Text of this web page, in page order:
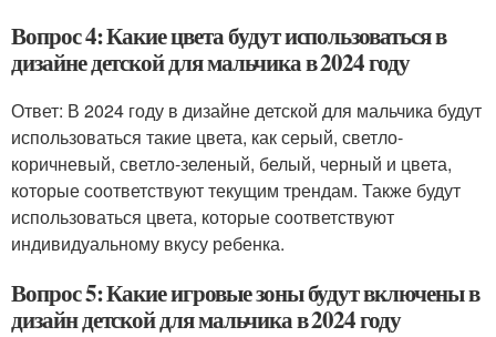
Вопрос 4: Какие цвета будут использоваться в
дизайне детской для мальчика в 2024 году
Ответ: В 2024 году в дизайне детской для мальчика будут
использоваться такие цвета, как серый, светло-
коричневый, светло-зеленый, белый, черный и цвета,
которые соответствуют текущим трендам. Также будут
использоваться цвета, которые соответствуют
индивидуальному вкусу ребенка.
Вопрос 5: Какие игровые зоны будут включены в
дизайн детской для мальчика в 2024 году